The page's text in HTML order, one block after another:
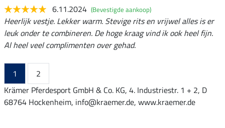
6.11.2024 (Bevestigde aankoop)
Heerlijk vestje. Lekker warm. Stevige rits en vrijwel alles is er
leuk onder te combineren. De hoge kraag vind ik ook heel fijn.
Al heel veel complimenten over gehad.
1
2
Krämer Pferdesport GmbH & Co. KG, 4. Industriestr. 1 + 2, D
68764 Hockenheim, info@kraemer.de, www.kraemer.de